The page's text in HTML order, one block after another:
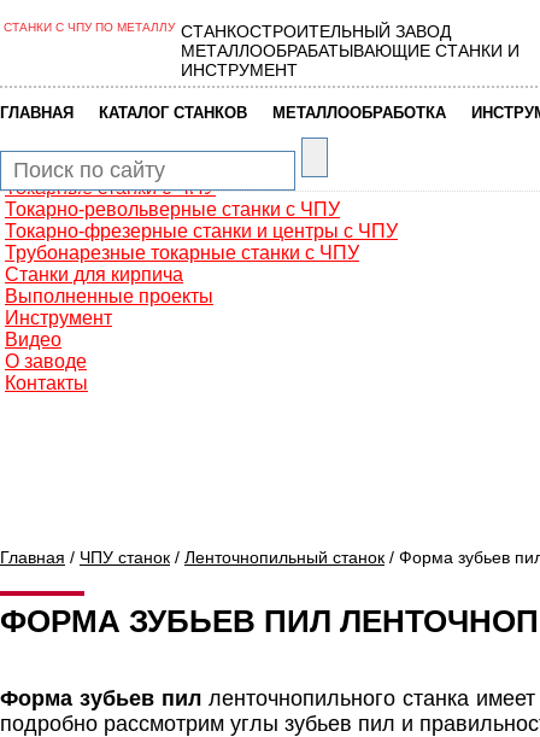
Главная
Фрезерные обрабатывающие центры
Сверлильно-фрезерные станки
Промышленные роботы манипуляторы
Токарные автоматы с ЧПУ
Токарные станки с ЧПУ
Токарно-револьверные станки с ЧПУ
Токарно-фрезерные станки и центры с ЧПУ
Трубонарезные токарные станки с ЧПУ
Станки для кирпича
Выполненные проекты
Инструмент
Видео
О заводе
Контакты
СТАНКИ С ЧПУ ПО МЕТАЛЛУ СТАНКОСТРОИТЕЛЬНЫЙ ЗАВОД
МЕТАЛЛООБРАБАТЫВАЮЩИЕ СТАНКИ И
ИНСТРУМЕНТ
ГЛАВНАЯ КАТАЛОГ СТАНКОВ МЕТАЛЛООБРАБОТКА
Главная / ЧПУ станок / Ленточнопильный станок / Форма зубьев
ФОРМА ЗУБЬЕВ ПИЛ
Форма зубьев пил ленточнопильного станка
подробно рассмотрим углы зубьев пил и